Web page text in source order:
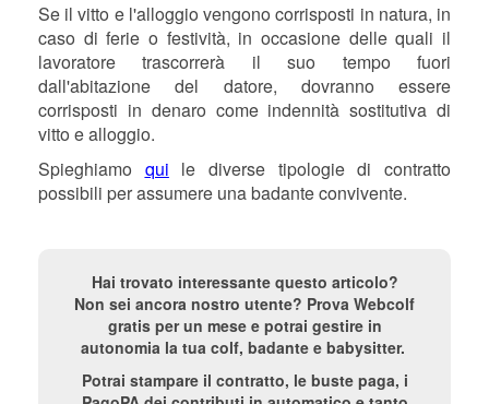
Se il vitto e l'alloggio vengono corrisposti in natura, in
caso di ferie o festività, in occasione delle quali il
lavoratore trascorrerà il suo tempo fuori
dall'abitazione del datore, dovranno essere
corrisposti in denaro come indennità sostitutiva di
vitto e alloggio.
Spieghiamo qui le diverse tipologie di contratto
possibili per assumere una badante convivente.
Hai trovato interessante questo articolo?
Non sei ancora nostro utente? Prova Webcolf
gratis per un mese e potrai gestire in
autonomia la tua colf, badante e babysitter.
Potrai stampare il contratto, le buste paga, i